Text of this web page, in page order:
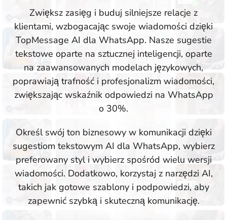
Zwiększ zasięg i buduj silniejsze relacje z
klientami, wzbogacając swoje wiadomości dzięki
TopMessage AI dla WhatsApp. Nasze sugestie
tekstowe oparte na sztucznej inteligencji, oparte
na zaawansowanych modelach językowych,
poprawiają trafność i profesjonalizm wiadomości,
zwiększając wskaźnik odpowiedzi na WhatsApp
o 30%.
Określ swój ton biznesowy w komunikacji dzięki
sugestiom tekstowym AI dla WhatsApp, wybierz
preferowany styl i wybierz spośród wielu wersji
wiadomości. Dodatkowo, korzystaj z narzędzi AI,
takich jak gotowe szablony i podpowiedzi, aby
zapewnić szybką i skuteczną komunikację.